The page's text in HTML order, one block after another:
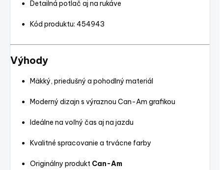
Detailná potlač aj na rukáve
Kód produktu: 454943
Výhody
Mäkký, priedušný a pohodlný materiál
Moderný dizajn s výraznou Can-Am grafikou
Ideálne na voľný čas aj na jazdu
Kvalitné spracovanie a trvácne farby
Originálny produkt Can-Am